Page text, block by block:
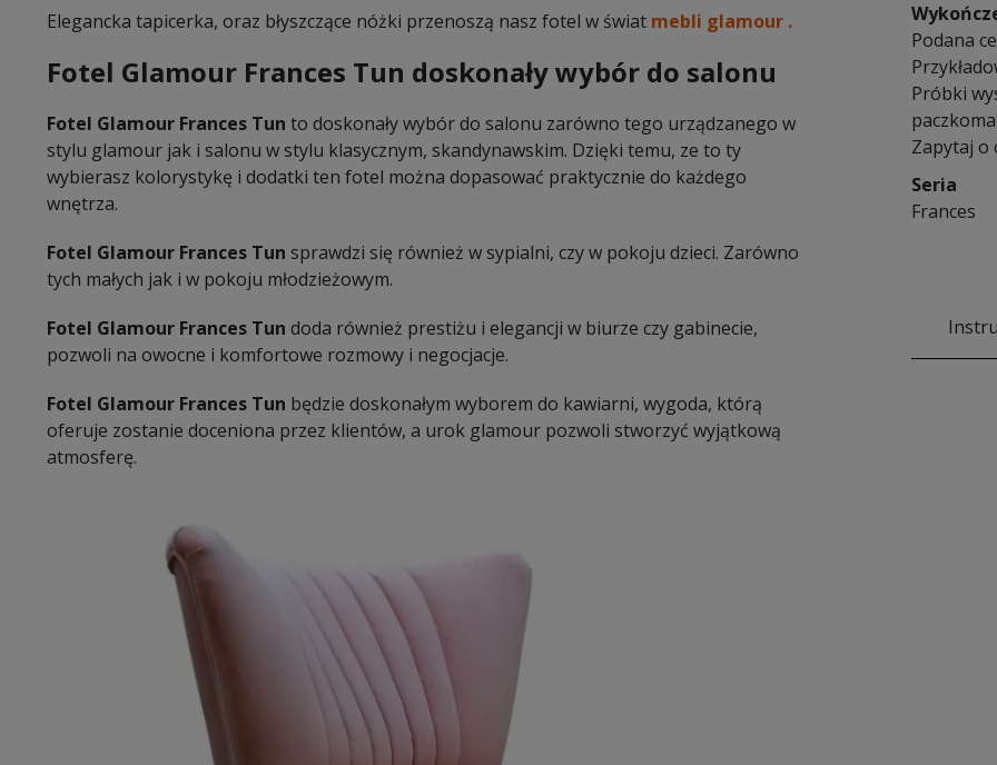
Elegancka tapicerka, oraz błyszczące nóżki przenoszą nasz fotel w świat mebli glamour .
Fotel Glamour Frances Tun doskonały wybór do salonu
Fotel Glamour Frances Tun to doskonały wybór do salonu zarówno tego urządzanego w
stylu glamour jak i salonu w stylu klasycznym, skandynawskim. Dzięki temu, ze to ty
wybierasz kolorystykę i dodatki ten fotel można dopasować praktycznie do każdego
wnętrza.
Fotel Glamour Frances Tun sprawdzi się również w sypialni, czy w pokoju dzieci. Zarówno
tych małych jak i w pokoju młodzieżowym.
Fotel Glamour Frances Tun doda również prestiżu i elegancji w biurze czy gabinecie,
pozwoli na owocne i komfortowe rozmowy i negocjacje.
Fotel Glamour Frances Tun będzie doskonałym wyborem do kawiarni, wygoda, którą
oferuje zostanie doceniona przez klientów, a urok glamour pozwoli stworzyć wyjątkową
atmosferę.
Podana
Próbki
Zapytaj o
Seria
Frances